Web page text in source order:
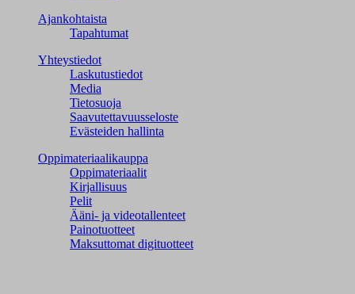
Ajankohtaista
Tapahtumat
Yhteystiedot
Laskutustiedot
Media
Tietosuoja
Saavutettavuusseloste
Evästeiden hallinta
Oppimateriaalikauppa
Oppimateriaalit
Kirjallisuus
Pelit
Ääni- ja videotallenteet
Painotuotteet
Maksuttomat digituotteet